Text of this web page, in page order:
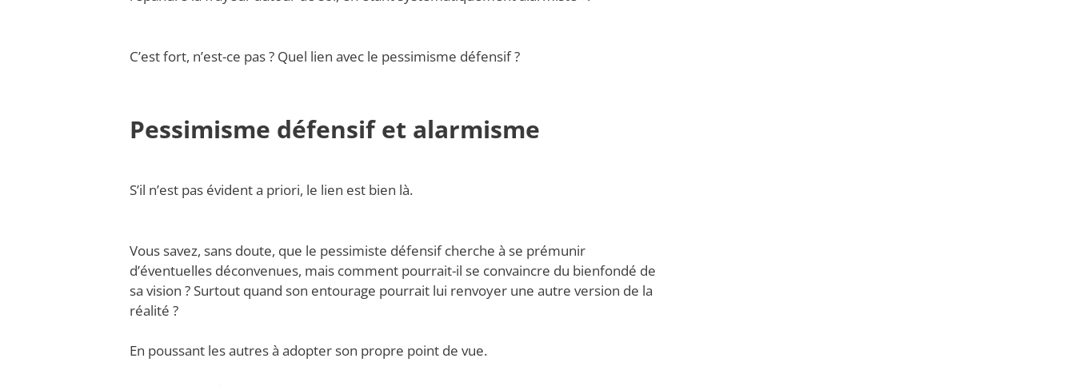
C’est fort, n’est-ce pas ? Quel lien avec le pessimisme défensif ?
Pessimisme défensif et alarmisme
S’il n’est pas évident a priori, le lien est bien là.
Vous savez, sans doute, que le pessimiste défensif cherche à se prémunir
d’éventuelles déconvenues, mais comment pourrait-il se convaincre du bienfondé de
sa vision ? Surtout quand son entourage pourrait lui renvoyer une autre version de la
réalité ?
En poussant les autres à adopter son propre point de vue.